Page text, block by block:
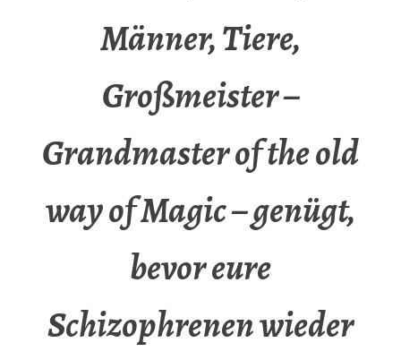
Männer, Tiere,
Großmeister –
Grandmaster of the old
way of Magic – genügt,
bevor eure
Schizophrenen wieder